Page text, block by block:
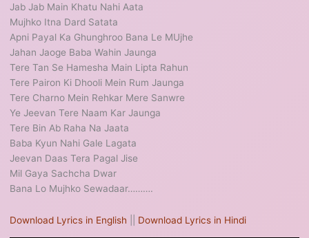
Jab Jab Main Khatu Nahi Aata
Mujhko Itna Dard Satata
Apni Payal Ka Ghunghroo Bana Le MUjhe
Jahan Jaoge Baba Wahin Jaunga
Tere Tan Se Hamesha Main Lipta Rahun
Tere Pairon Ki Dhooli Mein Rum Jaunga
Tere Charno Mein Rehkar Mere Sanwre
Ye Jeevan Tere Naam Kar Jaunga
Tere Bin Ab Raha Na Jaata
Baba Kyun Nahi Gale Lagata
Jeevan Daas Tera Pagal Jise
Mil Gaya Sachcha Dwar
Bana Lo Mujhko Sewadaar……….
Download Lyrics in English Download Lyrics in Hindi